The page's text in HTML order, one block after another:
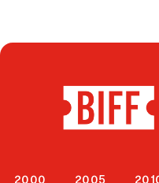
2000
2005